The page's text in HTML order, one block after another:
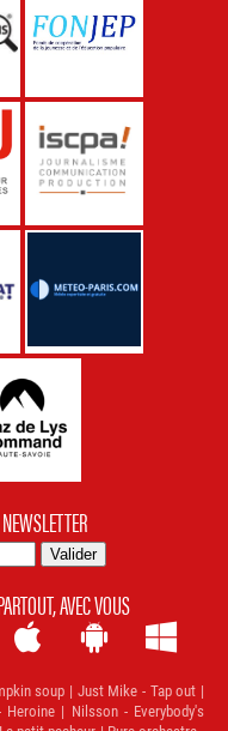
AVEC VOUS
  
soup | Just Mike - Tap out |
| Nilsson - Everybody's